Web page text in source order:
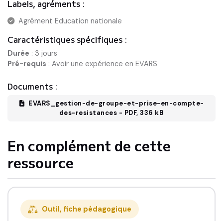
Labels, agréments :
Agrément Education nationale
Caractéristiques spécifiques :
Durée : 3 jours
Pré-requis : Avoir une expérience en EVARS
Documents :
EVARS_gestion-de-groupe-et-prise-en-compte-
des-resistances - PDF,336 kB
En complément de cette
ressource
Outil, fiche pédagogique